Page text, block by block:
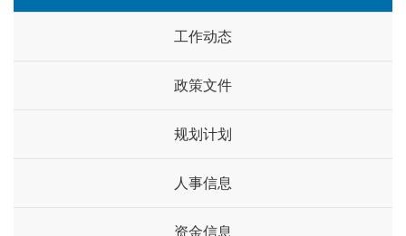
工作动态
政策文件
规划计划
人事信息
资金信息